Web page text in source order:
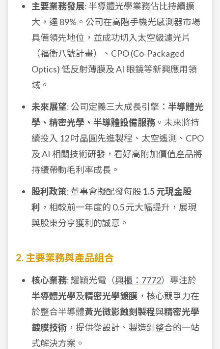
主要業務發展: 半導體光學業務佔比持續擴
大，達 89%。公司在高階手機光感測器市場
具備領先地位，並成功切入太空級濾光片
（福衛八號計畫）、CPO (Co-Packaged
Optics) 低反射薄膜及 AI 眼鏡等新興應用領
域。
未來展望: 公司定義三大成長引擎： 半導體光
學、精密光學、半導體設備服務 。未來將持
續投入 12 吋晶圓先進製程、太空遙測、CPO
及 AI 相關技術研發，看好高附加價值產品將
持續帶動毛利率成長。
股利政策: 董事會擬配發每股1.5 元現金股
利 ，相較前一年度的 0.5 元大幅提升，展現
與股東分享獲利的誠意。
2. 主要業務與產品組合
核心業務: 耀穎光電（興櫃：7772）專注於
半導體光學及精密光學鍍膜 ，核心競爭力在
於整合半導體黃光微影蝕刻製程與精密光學
鍍膜技術 ，提供從設計、製造到整合的一站
式解決方案。